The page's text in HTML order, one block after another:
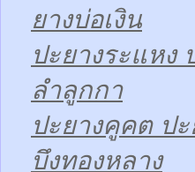
ยางบ่อเงิน
ปะยางระแหง
ลำลูกกา
ปะยางคูคต ป
บึงทองหลาง